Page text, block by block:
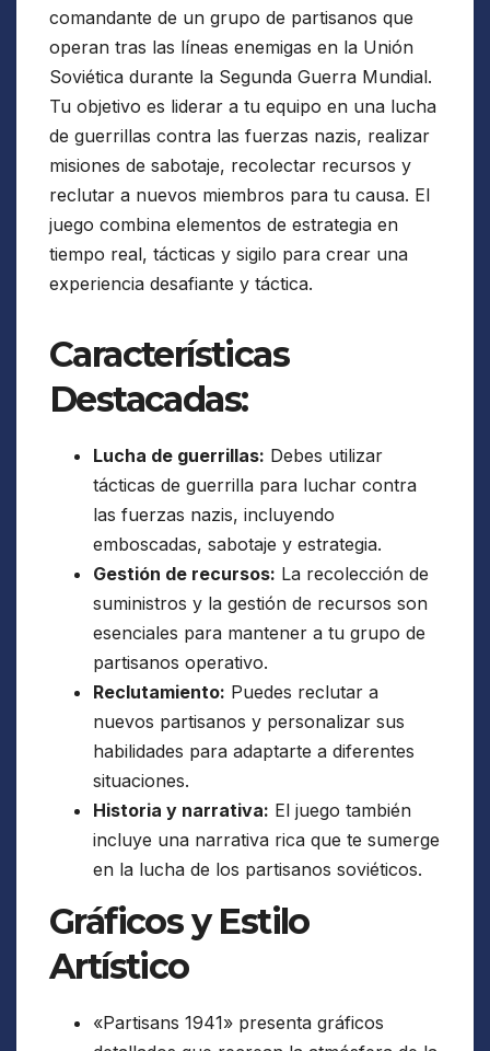
comandante de un grupo de partisanos que
operan tras las líneas enemigas en la Unión
Soviética durante la Segunda Guerra Mundial.
Tu objetivo es liderar a tu equipo en una lucha
de guerrillas contra las fuerzas nazis, realizar
misiones de sabotaje, recolectar recursos y
reclutar a nuevos miembros para tu causa. El
juego combina elementos de estrategia en
tiempo real, tácticas y sigilo para crear una
experiencia desafiante y táctica.
Características
Destacadas:
Lucha de guerrillas: Debes utilizar
tácticas de guerrilla para luchar contra
las fuerzas nazis, incluyendo
emboscadas, sabotaje y estrategia.
Gestión de recursos: La recolección de
suministros y la gestión de recursos son
esenciales para mantener a tu grupo de
partisanos operativo.
Reclutamiento: Puedes reclutar a
nuevos partisanos y personalizar sus
habilidades para adaptarte a diferentes
situaciones.
Historia y narrativa: El juego también
incluye una narrativa rica que te sumerge
en la lucha de los partisanos soviéticos.
Gráficos y Estilo
Artístico
«Partisans 1941» presenta gráficos